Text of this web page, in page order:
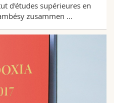
d'études supérieures en
zusammen ...